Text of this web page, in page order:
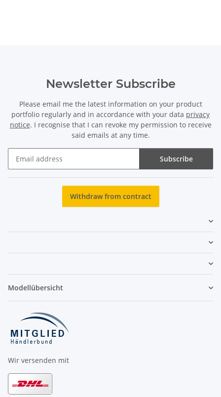
Newsletter Subscribe
Please email me the latest information on your product
portfolio regularly and in accordance with your data privacy
notice. I recognise that I can revoke my permission to receive
said emails at any time.
Subscribe
Withdraw from contract
Modellübersicht
Wir versenden mit